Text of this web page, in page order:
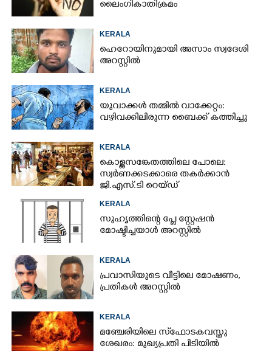
ലൈംഗികാതിക്രമം
KERALA
ഹെറോയിനുമായി അസാം സ്വദേശി
അറസ്റ്റിൽ
KERALA
യുവാക്കൾ തമ്മിൽ വാക്കേറ്റം:
വഴിവക്കിലിരുന്ന ബൈക്ക് കത്തിച്ചു
KERALA
കൊള്ളസങ്കേതത്തിലെ പോലെ:
സ്വർണക്കടക്കാരെ തകർക്കാൻ
ജി.എസ്.ടി റെയ്ഡ്
KERALA
സുഹൃത്തിന്റെ പ്ളേ സ്റ്റേഷൻ
മോഷ്ടിച്ചയാൾ അറസ്റ്റിൽ
KERALA
പ്രവാസിയുടെ വീട്ടിലെ മോഷണം,​
പ്രതികൾ അറസ്റ്റിൽ
KERALA
മഞ്ചേരിയിലെ സ്‌ഫോടകവസ്തു
ശേഖരം: മുഖ്യപ്രതി പിടിയിൽ